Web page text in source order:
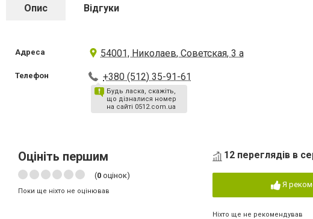
Опис Відгуки
Адреса 54001, Николаев, Советская, 3 а
Телефон +380 (512) 35-91-61
Будь ласка, скажіть,
що дізналися номер
на сайті 0512.com.ua
Оцініть першим
(0 оцінок)
Поки ще ніхто не оцінював
12 переглядів в
Я
Ніхто ще не рекомендував